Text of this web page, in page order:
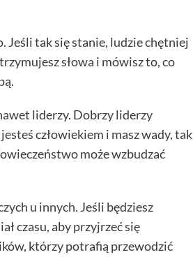
Jeśli tak się stanie, ludzie chętniej
słowa i mówisz to, co
liderzy. Dobrzy liderzy
człowiekiem i masz wady, tak
może wzbudzać
u innych. Jeśli będziesz
czasu, aby przyjrzeć się
którzy potrafią przewodzić